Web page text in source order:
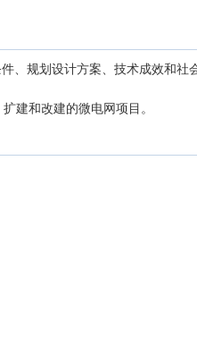
、规划设计方案、技术成效和社
建和改建的微电网项目。